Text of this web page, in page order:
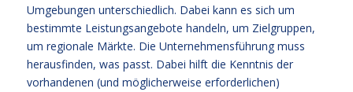
Umgebungen unterschiedlich. Dabei kann es sich um
bestimmte Leistungsangebote handeln, um Zielgruppen,
um regionale Märkte. Die Unternehmensführung muss
herausfinden, was passt. Dabei hilft die Kenntnis der
vorhandenen (und möglicherweise erforderlichen)